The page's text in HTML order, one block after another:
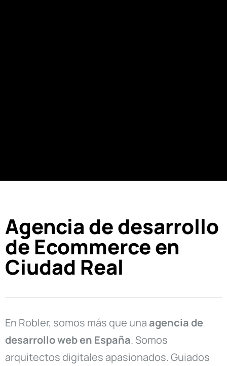
Agencia de desarrollo
de Ecommerce en
Ciudad Real
En Robler, somos más que una agencia de
desarrollo web en España. Somos
arquitectos digitales apasionados. Guiados